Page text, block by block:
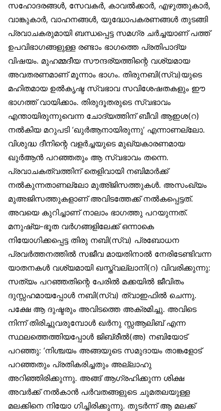
സഹോദരങ്ങൾ, സേവകർ, കാവൽക്കാർ, എഴുത്തുകാർ,
വാങ്കുകാർ, വാഹനങ്ങൾ, യുദ്ധോപകരണങ്ങൾ തുടങ്ങി
പ്രവാചകരുമായി ബന്ധപ്പെട്ട സമഗ്ര ചർച്ചയാണ് പത്ത്
ഉപവിഭാഗങ്ങളുള്ള രണ്ടാം ഭാഗത്തെ പ്രതിപാദ്യ
വിഷയം. മുഹമ്മദീയ സൗന്ദര്യത്തിന്റെ വശ്യമായ
അവതരണമാണ് മൂന്നാം ഭാഗം. തിരുനബി(സ്വ)യുടെ
മഹിതമായ ഉൽകൃഷ്ട സ്വഭാവ സവിശേഷതകളും ഈ
ഭാഗത്ത് വായിക്കാം. തിരുദൂതരുടെ സ്വഭാവം
എന്തായിരുന്നുവെന്ന ചോദ്യത്തിന് ബീവി ആഇശ(റ)
നൽകിയ മറുപടി ‘ഖുർആനായിരുന്നു’ എന്നാണല്ലോ.
വിശുദ്ധ ദീനിന്റെ വളർച്ചയുടെ മുഖ്യകാരണമായ
ഖുർആൻ പറഞ്ഞതും ആ സ്വഭാവം തന്നെ.
പ്രവാചകത്വത്തിന് തെളിവായി നബിമാർക്ക്
നൽകുന്നതാണല്ലോ മുഅ്ജിസത്തുകൾ. അസംഖ്യം
മുഅജിസത്തുകളാണ് അവിടത്തേക്ക് നൽകപ്പെട്ടത്.
അവയെ കുറിച്ചാണ് നാലാം ഭാഗത്തു പറയുന്നത്.
മനുഷ്യ-ഭൂത വർഗങ്ങളിലേക്ക് ഒന്നാകെ
നിയോഗിക്കപ്പെട്ട തിരു നബി(സ്വ) പ്രബോധന
പ്രവർത്തനത്തിൽ സജീവ മായതിനാൽ നേരിടേണ്ടിവന്ന
യാതനകൾ വശ്യമായി ഖസ്ത്വല്ലാനി(റ) വിവരിക്കുന്നു:
സത്യം പറഞ്ഞതിന്റെ പേരിൽ മക്കയിൽ ജീവിതം
ദുസ്സഹമായപ്പോൾ നബി(സ്വ) ത്വാഇഫിൽ ചെന്നു.
പക്ഷേ ആ ദുഷ്ടരും അവിടത്തെ അക്രമിച്ചു. അവിടെ
നിന്ന് തിരിച്ചുവരുമ്പോൾ ഖർനു സ്സആലിബ് എന്ന
സ്ഥലത്തെത്തിയപ്പോൾ ജിബ്‌രീൽ(അ) നബിയോട്
പറഞ്ഞു: ‘നിശ്ചയം അങ്ങയുടെ സമുദായം താങ്കളോട്
പറഞ്ഞതും പ്രതികരിച്ചതും അല്ലാഹു
അറിഞ്ഞിരിക്കുന്നു. അങ്ങ് ആഗ്രഹിക്കുന്ന ശിക്ഷ
അവർക്ക് നൽകാൻ പർവതങ്ങളുടെ ചുമതലയുള്ള
മലക്കിനെ നിയോ ഗിച്ചിരിക്കുന്നു. തുടർന്ന് ആ മലക്ക്